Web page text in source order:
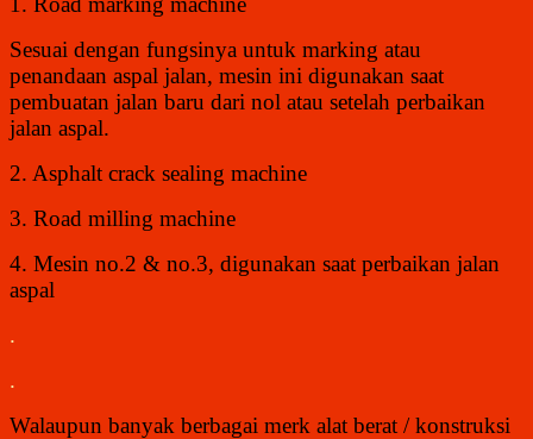
Sesuai dengan fungsinya untuk marking atau
penandaan aspal jalan, mesin ini digunakan saat
pembuatan jalan baru dari nol atau setelah perbaikan
jalan aspal.
2. Asphalt crack sealing machine
3. Road milling machine
4. Mesin no.2 & no.3, digunakan saat perbaikan jalan
aspal
.
.
Walaupun banyak berbagai merk alat berat / konstruksi